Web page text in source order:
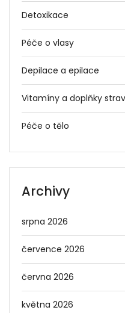
Detoxikace
Péče o vlasy
Depilace a epilace
Vitamíny a doplňky
Péče o tělo
Archivy
srpna 2026
července 2026
června 2026
května 2026